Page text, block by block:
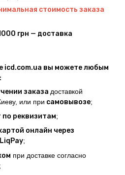
стоимость заказа
грн — доставка
icd.com.ua вы можете любым
заказа доставкой
или при самовывозе;
по реквизитам;
онлайн через
;
при доставке согласно